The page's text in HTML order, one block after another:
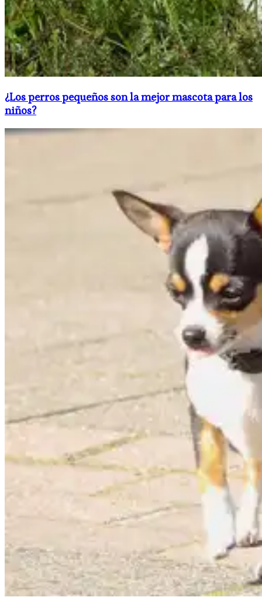
​¿Los perros pequeños son la mejor mascota para los
niños?